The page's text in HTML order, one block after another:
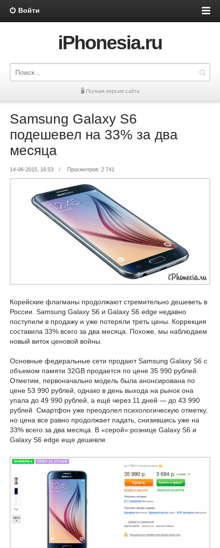
Войти
iPhonesia.ru
🖥 Полная версия сайта
Samsung Galaxy S6
подешевел на 33% за два
месяца
14-06-2015, 16:53 / Просмотров: 2 741
Корейские флагманы продолжают стремительно дешеветь в
России. Samsung Galaxy S6 и Galaxy S6 edge недавно
поступили в продажу и уже потеряли треть цены. Коррекция
составила 33% всего за два месяца. Похоже, мы наблюдаем
новый виток ценовой войны.
Основные федеральные сети продают Samsung Galaxy S6 с
объемом памяти 32GB продается по цене 35 990 рублей.
Отметим, первоначально модель была анонсирована по
цене 53 990 рублей, однако в день выхода на рынок она
упала до 49 990 рублей, а ещё через 11 дней — до 43 990
рублей. Смартфон уже преодолел психологическую отметку,
но цена все равно продолжает падать, снизившись уже на
33% всего за два месяца. В «серой» рознице Galaxy S6 и
Galaxy S6 edge еще дешевле.